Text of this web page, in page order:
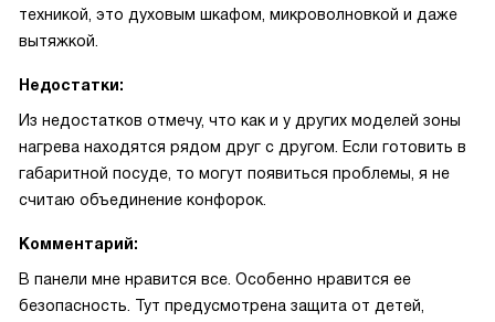
техникой, это духовым шкафом, микроволновкой и даже
вытяжкой.
Недостатки:
Из недостатков отмечу, что как и у других моделей зоны
нагрева находятся рядом друг с другом. Если готовить в
габаритной посуде, то могут появиться проблемы, я не
считаю объединение конфорок.
Комментарий:
В панели мне нравится все. Особенно нравится ее
безопасность. Тут предусмотрена защита от детей,